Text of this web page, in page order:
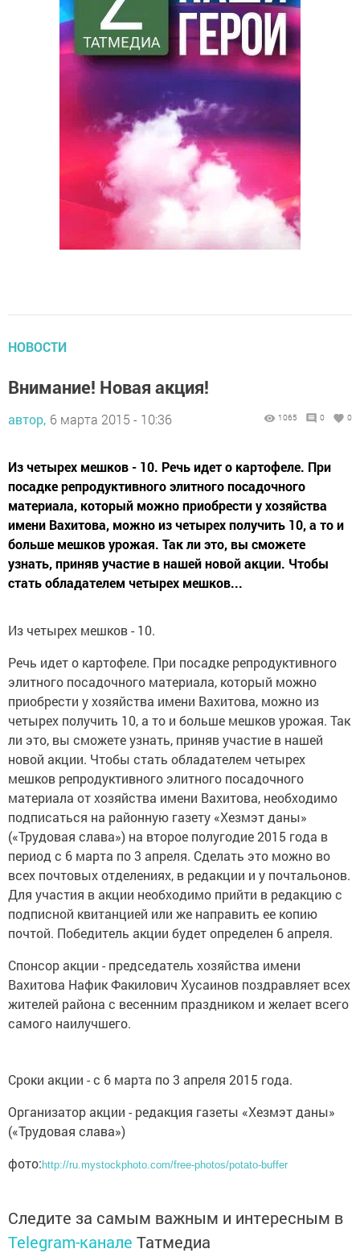
НОВОСТИ
Внимание! Новая акция!
автор, 6 марта 2015 - 10:36 1065 0 0
Из четырех мешков - 10. Речь идет о картофеле. При
посадке репродуктивного элитного посадочного
материала, который можно приобрести у хозяйства
имени Вахитова, можно из четырех получить 10, а то и
больше мешков урожая. Так ли это, вы сможете
узнать, приняв участие в нашей новой акции. Чтобы
стать обладателем четырех мешков...
Из четырех мешков - 10.
Речь идет о картофеле. При посадке репродуктивного
элитного посадочного материала, который можно
приобрести у хозяйства имени Вахитова, можно из
четырех получить 10, а то и больше мешков урожая. Так
ли это, вы сможете узнать, приняв участие в нашей
новой акции. Чтобы стать обладателем четырех
мешков репродуктивного элитного посадочного
материала от хозяйства имени Вахитова, необходимо
подписаться на районную газету «Хезмэт даны»
(«Трудовая слава») на второе полугодие 2015 года в
период с 6 марта по 3 апреля. Сделать это можно во
всех почтовых отделениях, в редакции и у почтальонов.
Для участия в акции необходимо прийти в редакцию с
подписной квитанцией или же направить ее копию
почтой. Победитель акции будет определен 6 апреля.
Спонсор акции - председатель хозяйства имени
Вахитова Нафик Факилович Хусаинов поздравляет всех
жителей района с весенним праздником и желает всего
самого наилучшего.
Сроки акции - с 6 марта по 3 апреля 2015 года.
Организатор акции - редакция газеты «Хезмэт даны»
(«Трудовая слава»)
фото: http://ru.mystockphoto.com/free-photos/potato-buffer
Следите за самым важным и интересным в
Telegram-канале Татмедиа